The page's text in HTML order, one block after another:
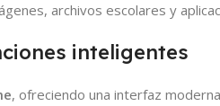
archivos escolares y
inteligentes
, ofreciendo una interfaz